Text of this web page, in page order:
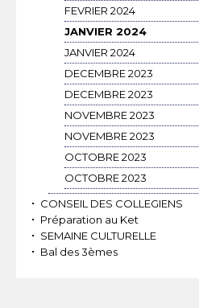
FEVRIER 2024
JANVIER 2024
JANVIER 2024
DECEMBRE 2023
DECEMBRE 2023
NOVEMBRE 2023
NOVEMBRE 2023
OCTOBRE 2023
OCTOBRE 2023
CONSEIL DES COLLEGIENS
Préparation au Ket
SEMAINE CULTURELLE
Bal des 3èmes